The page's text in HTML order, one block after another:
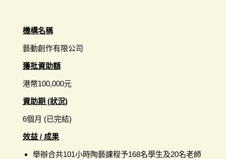
機構名稱
藝動創作有限公司
獲批資助額
港幣100,000元
資助期 (狀況)
6個月 (已完結)
效益 / 成果
舉辦合共101小時陶藝課程予168名學生及20名老師